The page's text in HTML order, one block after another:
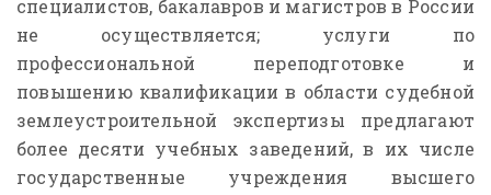
специалистов, бакалавров и магистров в России
не осуществляется; услуги по
профессиональной переподготовке и
повышению квалификации в области судебной
землеустроительной экспертизы предлагают
более десяти учебных заведений, в их числе
государственные учреждения высшего